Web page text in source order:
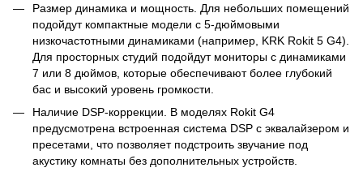
Размер динамика и мощность. Для небольших помещений
подойдут компактные модели с 5-дюймовыми
низкочастотными динамиками (например, KRK Rokit 5 G4).
Для просторных студий подойдут мониторы с динамиками
7 или 8 дюймов, которые обеспечивают более глубокий
бас и высокий уровень громкости.
Наличие DSP-коррекции. В моделях Rokit G4
предусмотрена встроенная система DSP с эквалайзером и
пресетами, что позволяет подстроить звучание под
акустику комнаты без дополнительных устройств.